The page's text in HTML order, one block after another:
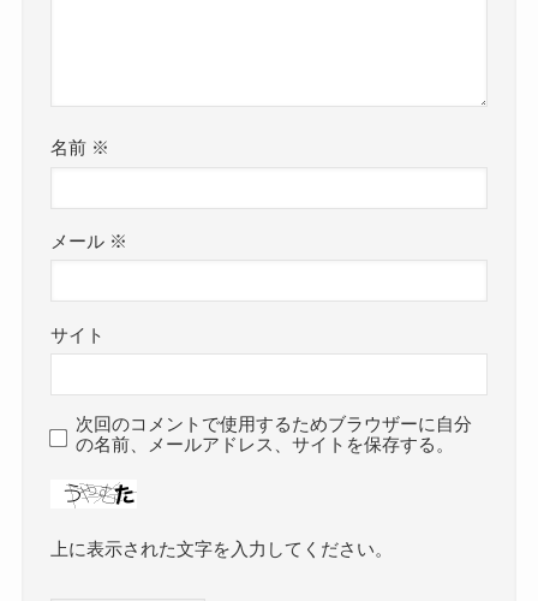
名前 ※
メール ※
サイト
次回のコメントで使用するためブラウザーに自分
の名前、メールアドレス、サイトを保存する。
上に表示された文字を入力してください。